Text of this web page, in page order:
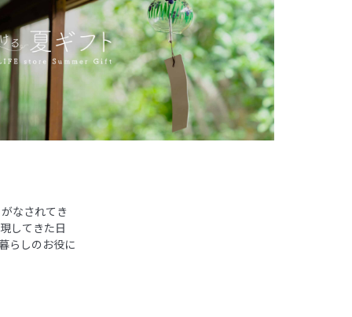
なされてき
してきた日
らしのお役に